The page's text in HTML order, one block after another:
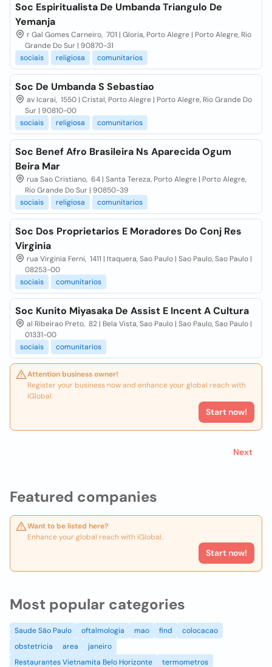
Featured companies
Want to be listed here?
Enhance your global reach with iGlobal.
Start now!
Soc Espiritualista De Umbanda Triangulo De
Yemanja
r Gal Gomes Carneiro, 701 | Gloria, Porto Alegre | Porto Alegre, Rio
Grande Do Sur | 90870-31
sociais
religiosa comunitarios
Soc De Umbanda S Sebastiao
av Icarai, 1550 | Cristal, Porto Alegre | Porto Alegre, Rio Grande Do
Sur | 90810-00
sociais
religiosa comunitarios
Soc Benef Afro Brasileira Ns Aparecida Ogum
Beira Mar
rua Sao Cristiano, 64 | Santa Tereza, Porto Alegre | Porto Alegre,
Rio Grande Do Sur | 90850-39
sociais
religiosa comunitarios
Soc Dos Proprietarios E Moradores Do Conj Res
Virginia
rua Virginia Ferni, 1411 | Itaquera, Sao Paulo | Sao Paulo, Sao Paulo |
08253-00
sociais
comunitarios
Soc Kunito Miyasaka De Assist E Incent A Cultura
al Ribeirao Preto, 82 | Bela Vista, Sao Paulo | Sao Paulo, Sao Paulo |
01331-00
sociais
comunitarios
Attention business owner!
Register your business now and enhance your global reach with
iGlobal.
Start now!
Next
Most popular categories
Saude São Paulo oftalmologia mao find
colocacao
obstetricia
area
janeiro
Restaurantes Vietnamita Belo Horizonte
termometros